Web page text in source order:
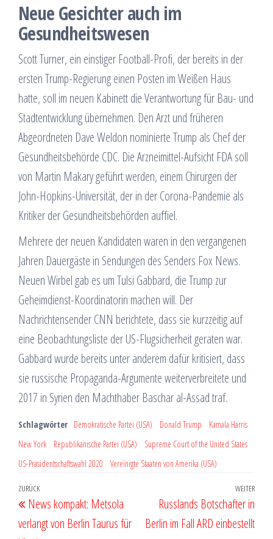
Neue Gesichter auch im
Gesundheitswesen
Scott Turner, ein einstiger Football-Profi, der bereits in der
ersten Trump-Regierung einen Posten im Weißen Haus
hatte, soll im neuen Kabinett die Verantwortung für Bau- und
Stadtentwicklung übernehmen. Den Arzt und früheren
Abgeordneten Dave Weldon nominierte Trump als Chef der
Gesundheitsbehörde CDC. Die Arzneimittel-Aufsicht FDA soll
von Martin Makary geführt werden, einem Chirurgen der
John-Hopkins-Universität, der in der Corona-Pandemie als
Kritiker der Gesundheitsbehörden auffiel.
Mehrere der neuen Kandidaten waren in den vergangenen
Jahren Dauergäste in Sendungen des Senders Fox News.
Neuen Wirbel gab es um Tulsi Gabbard, die Trump zur
Geheimdienst-Koordinatorin machen will. Der
Nachrichtensender CNN berichtete, dass sie kurzzeitig auf
eine Beobachtungsliste der US-Flugsicherheit geraten war.
Gabbard wurde bereits unter anderem dafür kritisiert, dass
sie russische Propaganda-Argumente weiterverbreitete und
2017 in Syrien den Machthaber Baschar al-Assad traf.
Schlagwörter Demokratische Partei (USA) Donald Trump
Kamala Harris
New York
Republikanische Partei (USA)
Supreme Court of the United States
US-Präsidentschaftswahl 2020
Vereinigte Staaten von Amerika (USA)
Beitragsnavigation
Vorheriger
Beitrag
ZURÜCK
News kompakt: Metsola
verlangt von Berlin Taurus für
WEITER
Russlands Botschafter in
Berlin im Fall ARD einbestellt